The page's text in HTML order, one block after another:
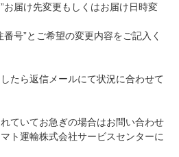
お届け先変更もしくはお届け日時変
番号”とご希望の変更内容をご記入く
たら返信メールにて状況に合わせて
ていてお急ぎの場合はお問い合わせ
ト運輸株式会社サービスセンターに